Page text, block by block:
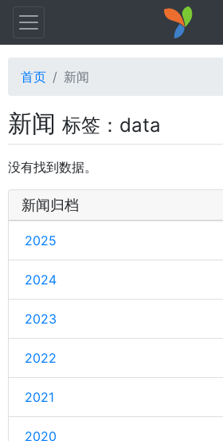
首页 新闻
新闻 标签：data
没有找到数据。
新闻归档
2025
2024
2023
2022
2021
2020